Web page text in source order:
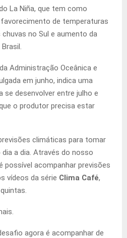
La Niña, que tem como
de temperaturas
no Sul e aumento da
Administração Oceânica e
em junho, indica uma
se desenvolver entre julho e
o produtor precisa estar
climáticas para tomar
a dia. Através do nosso
possível acompanhar previsões
vídeos da série Clima Café,
agora é acompanhar de